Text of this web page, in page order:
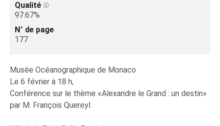
Qualité
97.67%
N° de page
177
Musée Océanographique de Monaco
Le 6 février à 18 h,
Conférence sur le thème «Alexandre le Grand : un destin»
par M. François Quereyl.